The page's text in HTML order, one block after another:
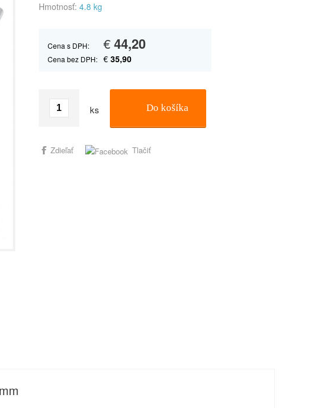
Hmotnosť: 4.8 kg
Cena s DPH: €44,20
Cena bez DPH: € 35,90
ks Do košíka
Zdieľať Tlačiť